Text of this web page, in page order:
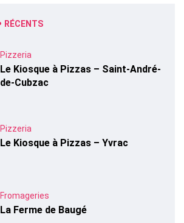
RÉCENTS
Pizzeria
Le Kiosque à Pizzas – Saint-André-
de-Cubzac
Pizzeria
Le Kiosque à Pizzas – Yvrac
Fromageries
La Ferme de Baugé